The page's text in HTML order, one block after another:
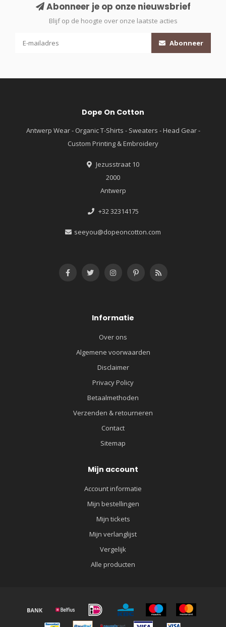
Abonneer je op onze nieuwsbrief
Blijf op de hoogte over onze laatste acties
Abonneer
Dope On Cotton
Antwerp Wear - Organic T-Shirts - Sweaters - Head Gear -
Custom Printing & Embroidery
Jezusstraat 10
2000
Antwerp
+32 32314175
seeyou@dopeoncotton.com
Informatie
Over ons
Algemene voorwaarden
Disclaimer
Privacy Policy
Betaalmethoden
Verzenden & retourneren
Contact
Sitemap
Mijn account
Account informatie
Mijn bestellingen
Mijn tickets
Mijn verlanglijst
Vergelijk
Alle producten